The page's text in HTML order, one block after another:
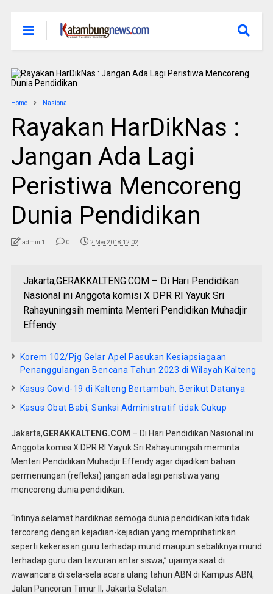
Home Nasional
Rayakan HarDikNas :
Jangan Ada Lagi
Peristiwa Mencoreng
Dunia Pendidikan
admin 1 0 2 Mei 2018 12:02
Jakarta,GERAKKALTENG.COM – Di Hari Pendidikan
Nasional ini Anggota komisi X DPR RI Yayuk Sri
Rahayuningsih meminta Menteri Pendidikan Muhadjir
Effendy
Korem 102/Pjg Gelar Apel Pasukan Kesiapsiagaan
Penanggulangan Bencana Tahun 2023 di Wilayah Kalteng
Kasus Covid-19 di Kalteng Bertambah, Berikut Datanya
Kasus Obat Babi, Sanksi Administratif tidak Cukup
Jakarta,GERAKKALTENG.COM – Di Hari Pendidikan Nasional ini
Anggota komisi X DPR RI Yayuk Sri Rahayuningsih meminta
Menteri Pendidikan Muhadjir Effendy agar dijadikan bahan
permenungan (refleksi) jangan ada lagi peristiwa yang
mencoreng dunia pendidikan.
“Intinya selamat hardiknas semoga dunia pendidikan kita tidak
tercoreng dengan kejadian-kejadian yang memprihatinkan
seperti kekerasan guru terhadap murid maupun sebaliknya murid
terhadap guru dan tawuran antar siswa,” ujarnya saat di
wawancara di sela-sela acara ulang tahun ABN di Kampus ABN,
Jalan Pancoran Timur II, Jakarta Selatan.